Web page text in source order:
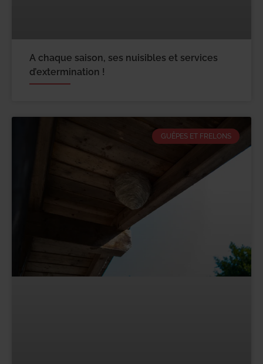
A chaque saison, ses nuisibles et services
d’extermination !
GUÊPES ET FRELONS